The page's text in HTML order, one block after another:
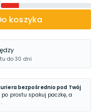
koszyka
do 30 dni
bezpośrednio pod Twój
prostu spakuj paczkę, a